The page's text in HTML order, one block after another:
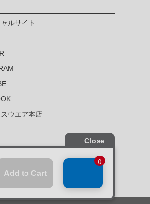
ルサイト
ウエア本店